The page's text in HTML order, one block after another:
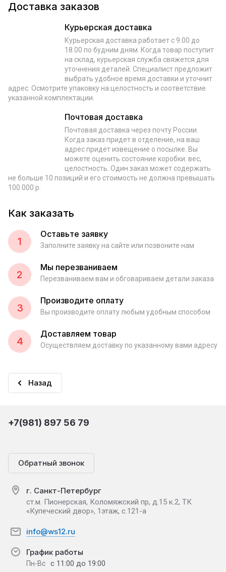
Доставка заказов
Курьерская доставка
Курьерская доставка работает с 9.00 до
18.00 по будним дням. Когда товар поступит
на склад, курьерская служба свяжется для
уточнения деталей. Специалист предложит
выбрать удобное время доставки и уточнит
адрес. Осмотрите упаковку на целостность и соответствие
указанной комплектации.
Почтовая доставка
Почтовая доставка через почту России.
Когда заказ придет в отделение, на ваш
адрес придет извещение о посылке. Вы
можете оценить состояние коробки: вес,
целостность. Один заказ может содержать
не больше 10 позиций и его стоимость не должна превышать
100 000 р.
Как заказать
1
Оставьте заявку
Заполните заявку на сайте или позвоните нам
2
Мы перезваниваем
Перезваниваем вам и обговариваем детали заказа
3
Производите оплату
Вы производите оплату любым удобным способом
4
Доставляем товар
Осуществляем доставку по указанному вами адресу
Назад
+7(981) 897 56 79
Обратный звонок
г. Санкт-Петербург
ст.м. Пионерская, Коломяжский пр, д.15 к.2, ТК
«Купеческий двор», 1этаж, с.121-а
info@ws12.ru
График работы
Пн-Вс с 11:00 до 19:00